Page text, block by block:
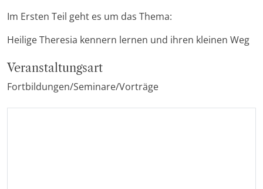
Im Ersten Teil geht es um das Thema:
Heilige Theresia kennern lernen und ihren kleinen Weg
Veranstaltungsart
Fortbildungen/Seminare/Vorträge